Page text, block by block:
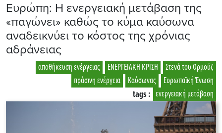
Ευρώπη: Η ενεργειακή μετάβαση της
«παγώνει» καθώς το κύμα καύσωνα
αναδεικνύει το κόστος της χρόνιας
αδράνειας
Στενά του Ορμούζ
ΕΝΕΡΓΕΙΑΚΗ ΚΡΙΣΗ
αποθήκευση ενέργειας
Ευρωπαϊκή Ένωση
Καύσωνας
πράσινη ενέργεια
ενεργειακή μετάβαση
tags :